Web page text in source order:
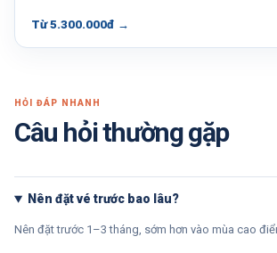
Từ 5.300.000đ →
HỎI ĐÁP NHANH
Câu hỏi thường gặp
Nên đặt vé trước bao lâu?
Nên đặt trước 1–3 tháng, sớm hơn vào mùa cao